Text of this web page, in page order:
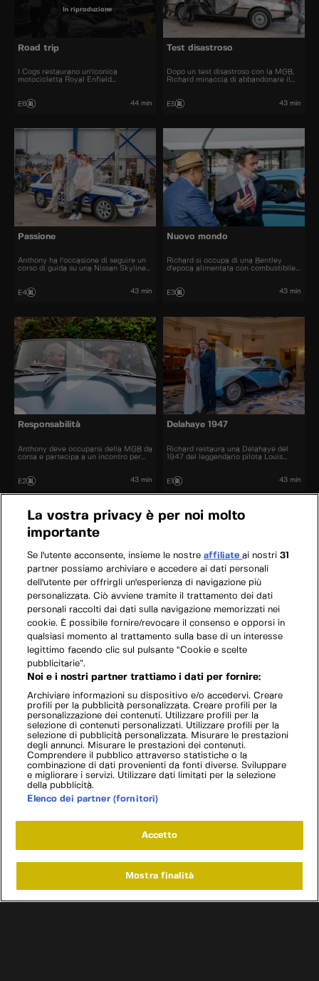
In riproduzione
Road trip
I Cogs restaurano un'iconica
motocicletta Royal Enfield
Richard, Neil e Andrew decidono di
di Biarritz.
E6 44 min
Test disastroso
Dopo un test disastroso con la MGB,
Richard minaccia di abbandonare il
E5 43 min
Passione
Anthony ha l'occasione di seguire un
corso di guida su una Nissan Skyline
E4 43 min
Nuovo mondo
Richard si occupa di una Bentley
d'epoca alimentata con combustibile
E3 43 min
Responsabilità
Anthony deve occuparsi della MGB da
corsa e partecipa a un incontro per
E2 43 min
Delahaye 1947
Richard restaura una Delahaye del
1947 del leggendario pilota Louis
E1 43 min
La vostra privacy è per noi molto
importante
Se l'utente acconsente, insieme le nostreaffiliateai nostri31
partner possiamo archiviare e accedere ai dati personali
dell'utente per offrirgli un'esperienza di navigazione più
personalizzata. Ciò avviene tramite il trattamento dei dati
personali raccolti dai dati sulla navigazione memorizzati nei
cookie. È possibile fornire/revocare il consenso e opporsi in
qualsiasi momento al trattamento sulla base di un interesse
legittimo facendo clic sul pulsante “Cookie e scelte
pubblicitarie”.
Noi e i nostri partner trattiamo i dati per fornire:
Archiviare informazioni su dispositivo e/o accedervi. Creare
profili per la pubblicità personalizzata. Creare profili per la
personalizzazione dei contenuti. Utilizzare profili per la
selezione di contenuti personalizzati. Utilizzare profili per la
selezione di pubblicità personalizzata. Misurare le prestazioni
degli annunci. Misurare le prestazioni dei contenuti.
Comprendere il pubblico attraverso statistiche o la
combinazione di dati provenienti da fonti diverse. Sviluppare
e migliorare i servizi. Utilizzare dati limitati per la selezione
della pubblicità.
Elenco dei partner (fornitori)
Accetto
Mostra finalità